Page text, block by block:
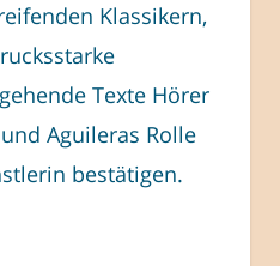
Klassikern,
Texte Hörer
Aguileras Rolle
bestätigen.